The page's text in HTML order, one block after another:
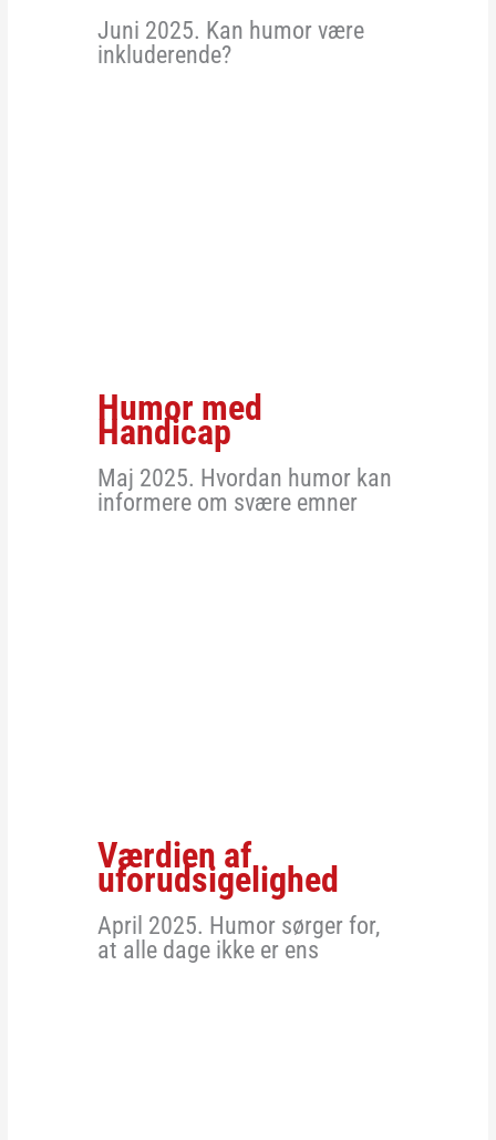
Juni 2025. Kan humor være
inkluderende?
Humor med
Handicap
Maj 2025. Hvordan humor kan
informere om svære emner
Værdien af
uforudsigelighed
April 2025. Humor sørger for,
at alle dage ikke er ens